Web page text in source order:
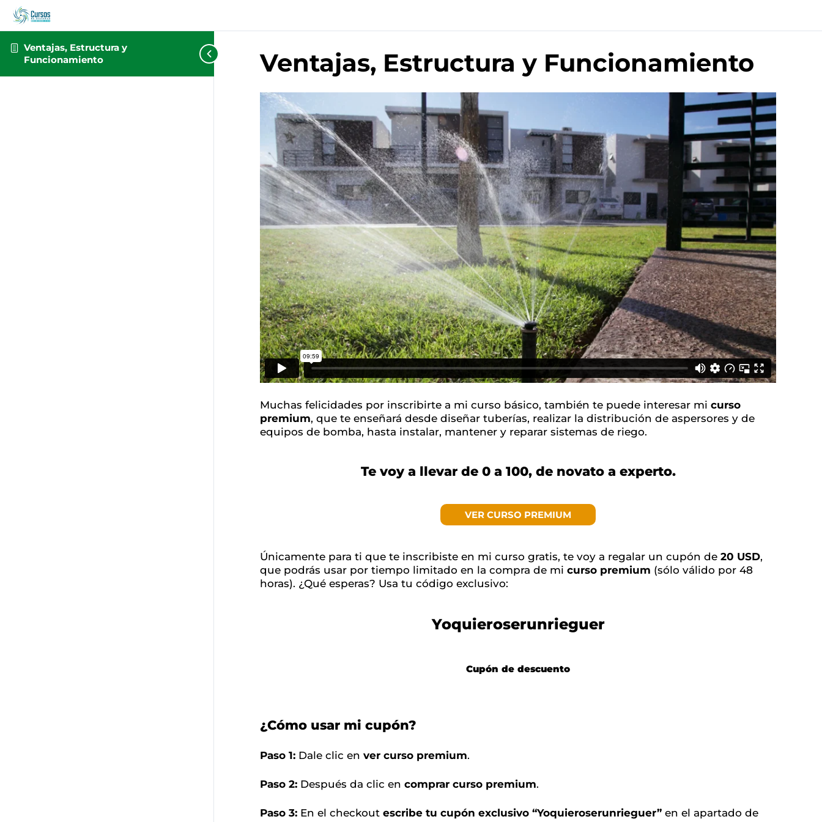
Ventajas, Estructura y
Funcionamiento
Ventajas, Estructura y Funcionamiento
Muchas felicidades por inscribirte a mi curso básico, también te puede interesar mi curso
premium, que te enseñará desde diseñar tuberías, realizar la distribución de aspersores y de
equipos de bomba, hasta instalar, mantener y reparar sistemas de riego.
Te voy a llevar de 0 a 100, de novato a experto.
VER CURSO PREMIUM
Únicamente para ti que te inscribiste en mi curso gratis, te voy a regalar un cupón de 20 USD,
que podrás usar por tiempo limitado en la compra de mi curso premium (sólo válido por 48
horas). ¿Qué esperas? Usa tu código exclusivo:
Yoquieroserunrieguer
Cupón de descuento
¿Cómo usar mi cupón?
Paso 1: Dale clic en ver curso premium.
Paso 2: Después da clic en comprar curso premium.
Paso 3: En el checkout escribe tu cupón exclusivo “Yoquieroserunrieguer” en el apartado de